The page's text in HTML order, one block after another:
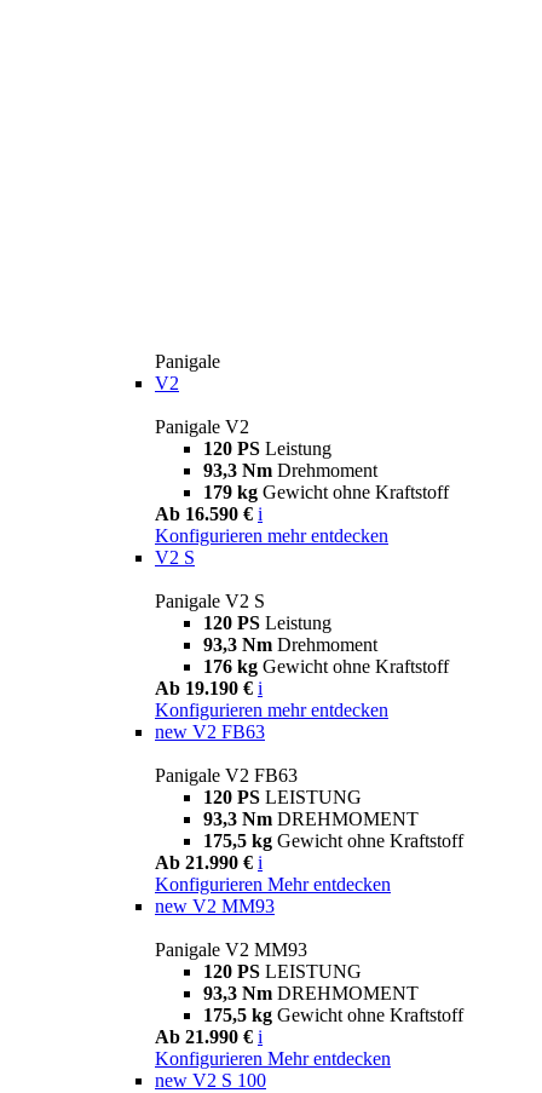
Panigale
V2
Panigale V2
120 PS Leistung
93,3 Nm Drehmoment
179 kg Gewicht ohne Kraftstoff
Ab 16.590 € i
Konfigurieren mehr entdecken
V2 S
Panigale V2 S
120 PS Leistung
93,3 Nm Drehmoment
176 kg Gewicht ohne Kraftstoff
Ab 19.190 € i
Konfigurieren mehr entdecken
new V2 FB63
Panigale V2 FB63
120 PS LEISTUNG
93,3 Nm DREHMOMENT
175,5 kg Gewicht ohne Kraftstoff
Ab 21.990 € i
Konfigurieren Mehr entdecken
new V2 MM93
Panigale V2 MM93
120 PS LEISTUNG
93,3 Nm DREHMOMENT
175,5 kg Gewicht ohne Kraftstoff
Ab 21.990 € i
Konfigurieren Mehr entdecken
new V2 S 100